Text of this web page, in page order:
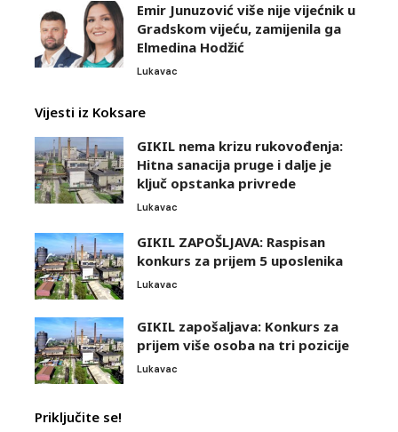
Emir Junuzović više nije vijećnik u
Gradskom vijeću, zamijenila ga
Elmedina Hodžić
Lukavac
Vijesti iz Koksare
GIKIL nema krizu rukovođenja:
Hitna sanacija pruge i dalje je
ključ opstanka privrede
Lukavac
GIKIL ZAPOŠLJAVA: Raspisan
konkurs za prijem 5 uposlenika
Lukavac
GIKIL zapošaljava: Konkurs za
prijem više osoba na tri pozicije
Lukavac
Priključite se!